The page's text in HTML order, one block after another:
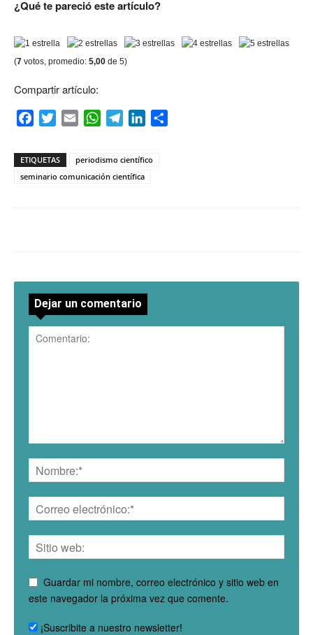
¿Qué te pareció este artículo?
(7 votos, promedio: 5,00 de 5)
Compartir artículo:
FacebookTwitterEmail WhatsAppTelegramLinkedIn
ETIQUETAS
periodismo científico
seminario comunicación científica
Dejar un comentario
Guardar mi nombre, correo electrónico y sitio web en
este navegador la próxima vez que comente.
¡Suscribite a nuestro newsletter!